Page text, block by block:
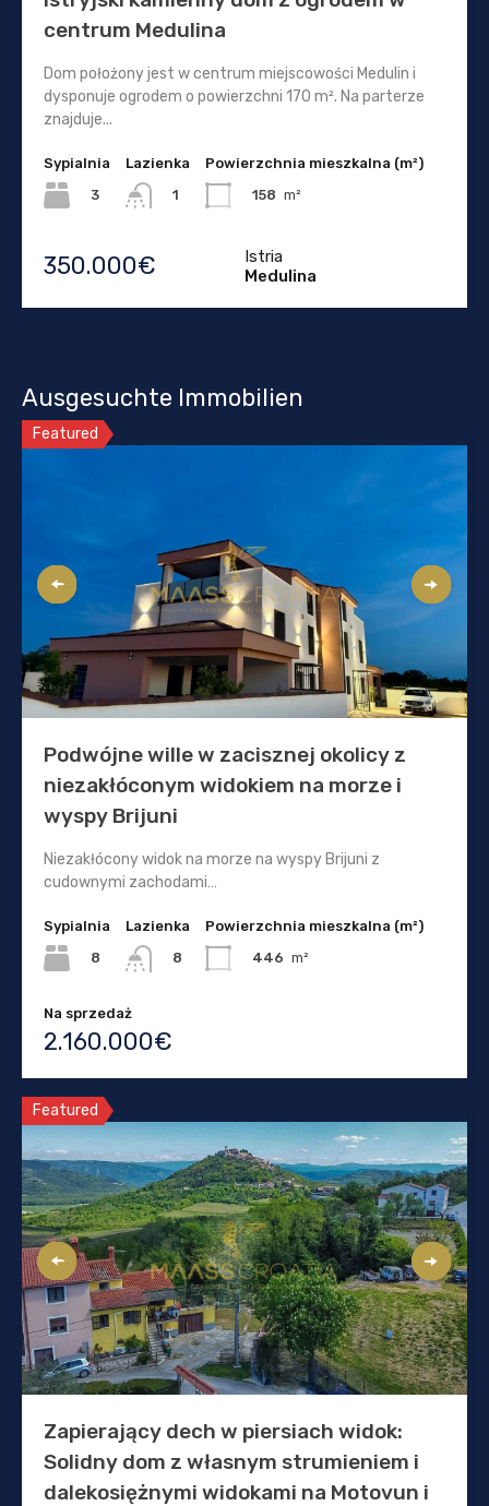
centrum Medulina
Dom położony jest w centrum miejscowości Medulin i
dysponuje ogrodem o powierzchni 170 m². Na parterze
znajduje...
Sypialnia
3
Lazienka
1
Powierzchnia mieszkalna (m²)
158 m²
350.000€
Istria
Medulina
Ausgesuchte Immobilien
Featured
Podwójne wille w zacisznej okolicy z
niezakłóconym widokiem na morze i
wyspy Brijuni
Niezakłócony widok na morze na wyspy Brijuni z
cudownymi zachodami…
Sypialnia
8
Lazienka
8
Powierzchnia mieszkalna (m²)
446 m²
Na sprzedaż
2.160.000€
Featured
Zapierający dech w piersiach widok:
Solidny dom z własnym strumieniem i
dalekosiężnymi widokami na Motovun i